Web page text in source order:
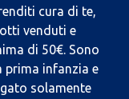
cura di te,
venduti e
di 50€. Sono
prima infanzia e
solamente